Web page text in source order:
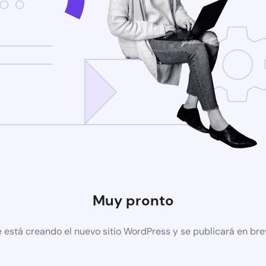
Muy pronto
está creando el nuevo sitio WordPress y se publicará en